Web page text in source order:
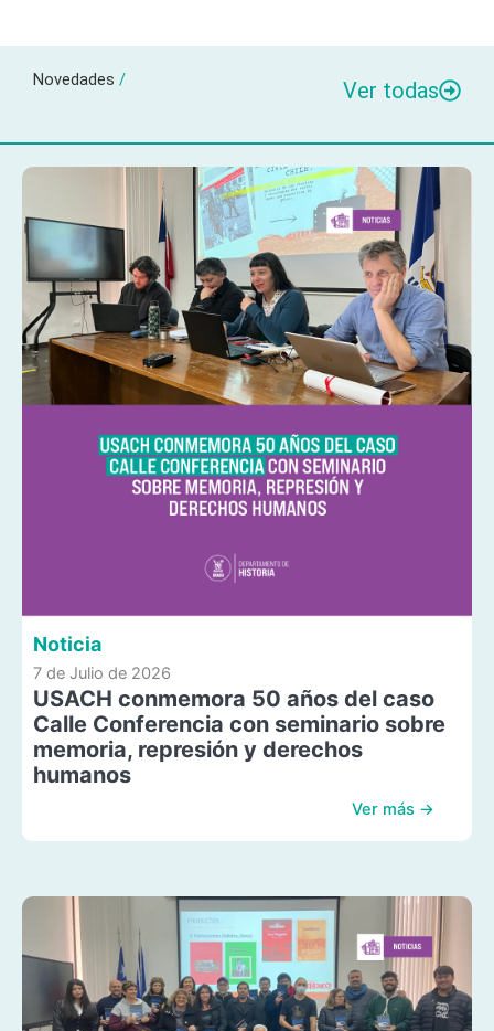
Novedades / Ver todas
Noticia
7 de Julio de 2026
USACH conmemora 50 años del caso
Calle Conferencia con seminario sobre
memoria, represión y derechos
humanos
Ver más →